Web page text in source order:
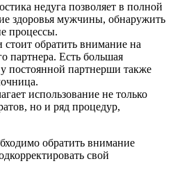
недуга позволяет в полной
здоровья мужчины, обнаружить
процессы.
обратить внимание на
партнера. Есть большая
у постоянной партнерши также
использование не только
но и ряд процедур,
обратить внимание
свой